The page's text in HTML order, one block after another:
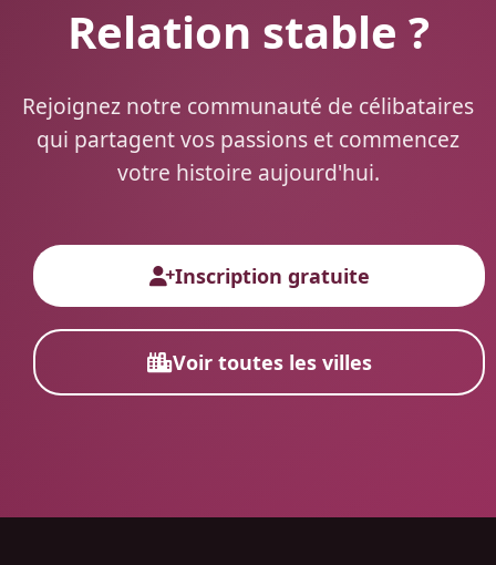
Relation stable ?
Rejoignez notre communauté de célibataires
qui partagent vos passions et commencez
votre histoire aujourd'hui.
Inscription gratuite
Voir toutes les villes